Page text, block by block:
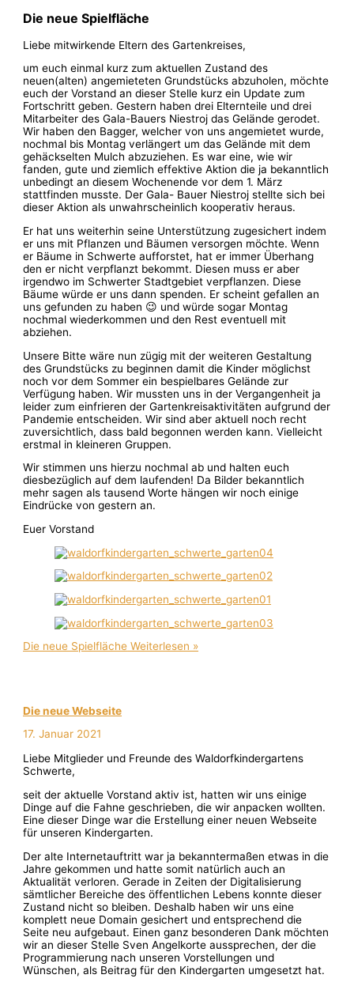
Die neue Spielfläche
Liebe mitwirkende Eltern des Gartenkreises,
um euch einmal kurz zum aktuellen Zustand des
neuen(alten) angemieteten Grundstücks abzuholen, möchte
euch der Vorstand an dieser Stelle kurz ein Update zum
Fortschritt geben. Gestern haben drei Elternteile und drei
Mitarbeiter des Gala-Bauers Niestroj das Gelände gerodet.
Wir haben den Bagger, welcher von uns angemietet wurde,
nochmal bis Montag verlängert um das Gelände mit dem
gehäckselten Mulch abzuziehen. Es war eine, wie wir
fanden, gute und ziemlich effektive Aktion die ja bekanntlich
unbedingt an diesem Wochenende vor dem 1. März
stattfinden musste. Der Gala- Bauer Niestroj stellte sich bei
dieser Aktion als unwahrscheinlich kooperativ heraus.
Er hat uns weiterhin seine Unterstützung zugesichert indem
er uns mit Pflanzen und Bäumen versorgen möchte. Wenn
er Bäume in Schwerte aufforstet, hat er immer Überhang
den er nicht verpflanzt bekommt. Diesen muss er aber
irgendwo im Schwerter Stadtgebiet verpflanzen. Diese
Bäume würde er uns dann spenden. Er scheint gefallen an
uns gefunden zu haben 😉 und würde sogar Montag
nochmal wiederkommen und den Rest eventuell mit
abziehen.
Unsere Bitte wäre nun zügig mit der weiteren Gestaltung
des Grundstücks zu beginnen damit die Kinder möglichst
noch vor dem Sommer ein bespielbares Gelände zur
Verfügung haben. Wir mussten uns in der Vergangenheit ja
leider zum einfrieren der Gartenkreisaktivitäten aufgrund der
Pandemie entscheiden. Wir sind aber aktuell noch recht
zuversichtlich, dass bald begonnen werden kann. Vielleicht
erstmal in kleineren Gruppen.
Wir stimmen uns hierzu nochmal ab und halten euch
diesbezüglich auf dem laufenden! Da Bilder bekanntlich
mehr sagen als tausend Worte hängen wir noch einige
Eindrücke von gestern an.
Euer Vorstand
Die neue Spielfläche Weiterlesen »
Die neue Webseite
17. Januar 2021
Liebe Mitglieder und Freunde des Waldorfkindergartens
Schwerte,
seit der aktuelle Vorstand aktiv ist, hatten wir uns einige
Dinge auf die Fahne geschrieben, die wir anpacken wollten.
Eine dieser Dinge war die Erstellung einer neuen Webseite
für unseren Kindergarten.
Der alte Internetauftritt war ja bekanntermaßen etwas in die
Jahre gekommen und hatte somit natürlich auch an
Aktualität verloren. Gerade in Zeiten der Digitalisierung
sämtlicher Bereiche des öffentlichen Lebens konnte dieser
Zustand nicht so bleiben. Deshalb haben wir uns eine
komplett neue Domain gesichert und entsprechend die
Seite neu aufgebaut. Einen ganz besonderen Dank möchten
wir an dieser Stelle Sven Angelkorte aussprechen, der die
Programmierung nach unseren Vorstellungen und
Wünschen, als Beitrag für den Kindergarten umgesetzt hat.